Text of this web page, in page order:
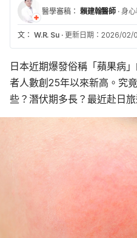
醫學審稿： 賴建翰醫師 · 身
文： W.R. Su · 更新日期：2026/02/
日本近期爆發俗稱「蘋果病
者人數創25年以來新高。究
些？潛伏期多長？最近赴日